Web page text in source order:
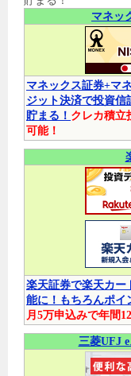
マネッ
マネックス証券+マ
ジット決済で投資信
貯まる！ クレカ積立
可能！
楽天証券で楽天カー
能に！もちろんポイ
月5万申込みで年間
三菱UFJ